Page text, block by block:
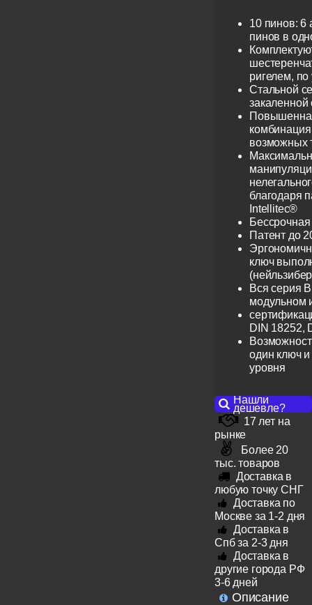
10 пинов: 6
пинов в
ригелем,
Стальной
закаленной
возможных
благодаря
Intellitec®
Патент до
ключ
Вся серия
модульном
DIN 18252,
один ключ и
уровня
Нашли
дешевле?
17 лет на
рынке
Более 20
тыс. товаров
Доставка в
любую точку СНГ
Доставка по
Москве за 1-2 дня
Доставка в
Спб за 2-3 дня
Доставка в
другие города РФ
3-6 дней
Описание